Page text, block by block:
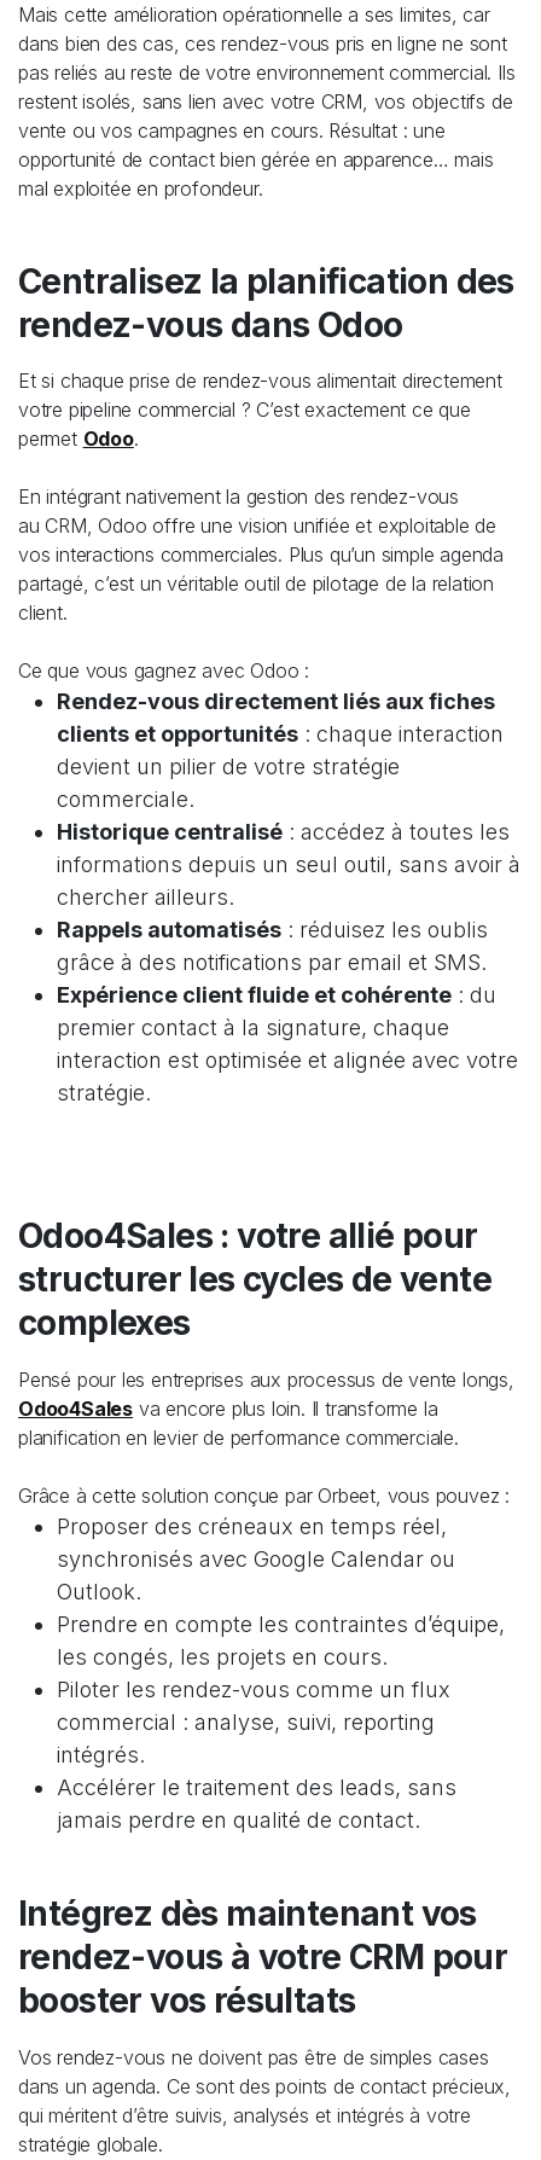
Mais cette amélioration opérationnelle a ses limites, car
dans bien des cas, ces rendez-vous pris en ligne ne sont
pas reliés au reste de votre environnement commercial. Ils
restent isolés, sans lien avec votre CRM, vos objectifs de
vente ou vos campagnes en cours. Résultat : une
opportunité de contact bien gérée en apparence… mais
mal exploitée en profondeur.
Centralisez la planification des
rendez-vous dans Odoo
Et si chaque prise de rendez-vous alimentait directement
votre pipeline commercial ? C’est exactement ce que
permet Odoo.
En intégrant nativement la gestion des rendez-vous
au CRM, Odoo offre une vision unifiée et exploitable de
vos interactions commerciales. Plus qu’un simple agenda
partagé, c’est un véritable outil de pilotage de la relation
client.
Ce que vous gagnez avec Odoo :
Rendez-vous directement liés aux fiches
clients et opportunités : chaque interaction
devient un pilier de votre stratégie
commerciale.
Historique centralisé : accédez à toutes les
informations depuis un seul outil, sans avoir à
chercher ailleurs.
Rappels automatisés : réduisez les oublis
grâce à des notifications par email et SMS.
Expérience client fluide et cohérente : du
premier contact à la signature, chaque
interaction est optimisée et alignée avec votre
stratégie.
Odoo4Sales : votre allié pour
structurer les cycles de vente
complexes
Pensé pour les entreprises aux processus de vente longs,
Odoo4Sales va encore plus loin. Il transforme la
planification en levier de performance commerciale.
Grâce à cette solution conçue par Orbeet, vous pouvez :
Proposer des créneaux en temps réel,
synchronisés avec Google Calendar ou
Outlook.
Prendre en compte les contraintes d’équipe,
les congés, les projets en cours.
Piloter les rendez-vous comme un flux
commercial : analyse, suivi, reporting
intégrés.
Accélérer le traitement des leads, sans
jamais perdre en qualité de contact.
Intégrez dès maintenant vos
rendez-vous à votre CRM pour
booster vos résultats
Vos rendez-vous ne doivent pas être de simples cases
dans un agenda. Ce sont des points de contact précieux,
qui méritent d’être suivis, analysés et intégrés à votre
stratégie globale.